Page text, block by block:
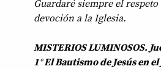
Guardaré siempre el
devoción a la Iglesia.
MISTERIOS LUMINOSOS.
1° El Bautismo de Jesús en